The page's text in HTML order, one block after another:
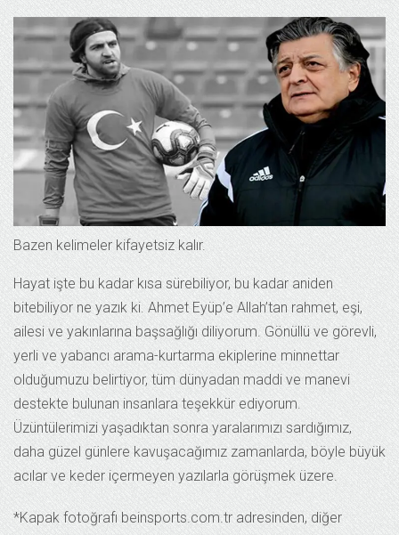
Bazen kelimeler kifayetsiz kalır.
Hayat işte bu kadar kısa sürebiliyor, bu kadar aniden
bitebiliyor ne yazık ki. Ahmet Eyüp’e Allah’tan rahmet, eşi,
ailesi ve yakınlarına başsağlığı diliyorum. Gönüllü ve görevli,
yerli ve yabancı arama-kurtarma ekiplerine minnettar
olduğumuzu belirtiyor, tüm dünyadan maddi ve manevi
destekte bulunan insanlara teşekkür ediyorum.
Üzüntülerimizi yaşadıktan sonra yaralarımızı sardığımız,
daha güzel günlere kavuşacağımız zamanlarda, böyle büyük
acılar ve keder içermeyen yazılarla görüşmek üzere.
*Kapak fotoğrafı beinsports.com.tr adresinden, diğer